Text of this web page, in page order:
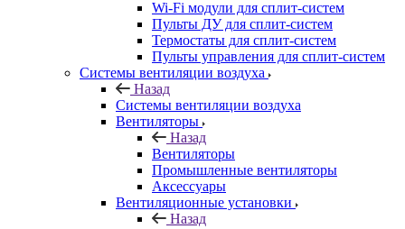
Wi-Fi модули для сплит-систем
Пульты ДУ для сплит-систем
Термостаты для сплит-систем
Пульты управления для сплит-систем
Системы вентиляции воздуха
Назад
Системы вентиляции воздуха
Вентиляторы
Назад
Вентиляторы
Промышленные вентиляторы
Аксессуары
Вентиляционные установки
Назад